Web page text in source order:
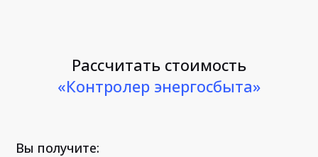
Рассчитать стоимость
«Контролер энергосбыта»
Вы получите: